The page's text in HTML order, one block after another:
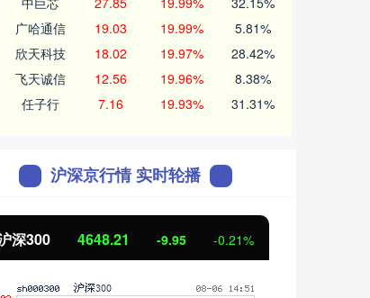
广哈通信 19.03 19.99% 5.81%
欣天科技 18.02 19.97% 28.42%
飞天诚信 12.56 19.96% 8.38%
任子行 7.16 19.93% 31.31%
沪深京行情 实时轮播
4648.21 -9.95 -0.21%